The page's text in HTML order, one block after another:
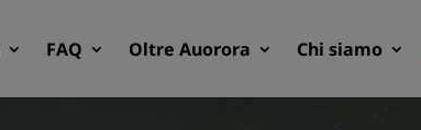
FAQ Oltre Auorora Chi siamo